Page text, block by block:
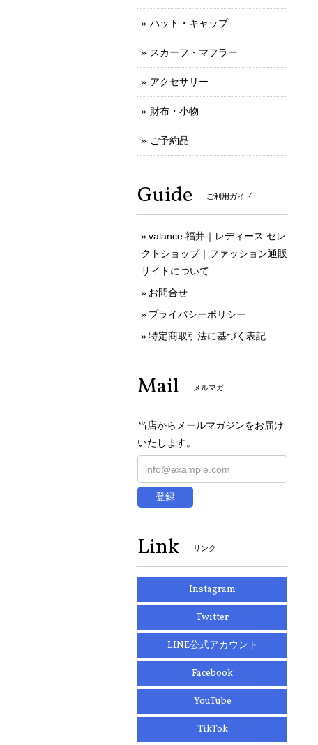
ハット・キャップ
スカーフ・マフラー
アクセサリー
財布・小物
ご予約品
Guide ご利用ガイド
valance 福井｜レディース セレ
クトショップ｜ファッション通販
サイトについて
お問合せ
プライバシーポリシー
特定商取引法に基づく表記
Mail メルマガ
当店からメールマガジンをお届け
いたします。
登録
Link リンク
Instagram
Twitter
LINE公式アカウント
Facebook
YouTube
TikTok